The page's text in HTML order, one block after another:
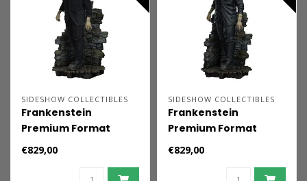
SIDESHOW COLLECTIBLES
Frankenstein
Premium Format
Mixed Media Statue
Costume) 57 cm
€829,00
SIDESHOW COLLECTIBLES
Frankenstein
Premium Format
Statue Frankenstein
€829,00